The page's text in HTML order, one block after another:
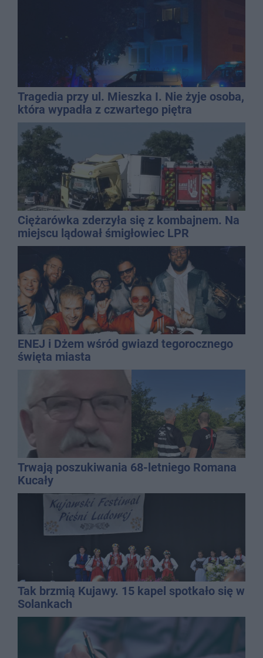
Tragedia przy ul. Mieszka I. Nie żyje osoba,
która wypadła z czwartego piętra
Ciężarówka zderzyła się z kombajnem. Na
miejscu lądował śmigłowiec LPR
ENEJ i Dżem wśród gwiazd tegorocznego
święta miasta
Trwają poszukiwania 68-letniego Romana
Kucały
Tak brzmią Kujawy. 15 kapel spotkało się w
Solankach